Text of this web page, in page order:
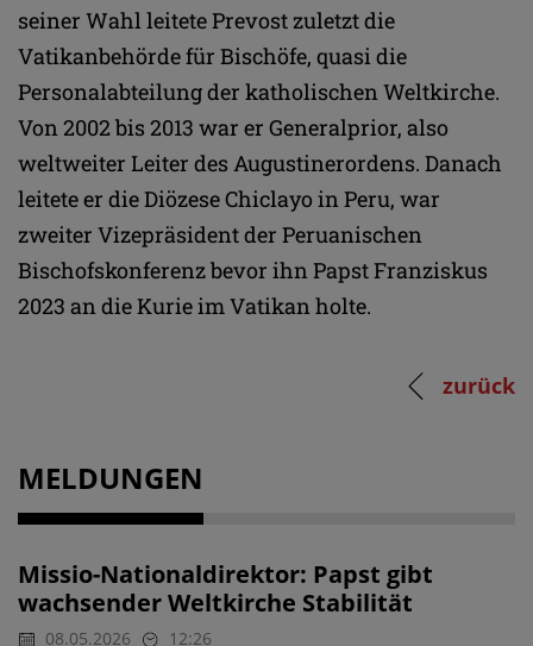
seiner Wahl leitete Prevost zuletzt die
Vatikanbehörde für Bischöfe, quasi die
Personalabteilung der katholischen Weltkirche.
Von 2002 bis 2013 war er Generalprior, also
weltweiter Leiter des Augustinerordens. Danach
leitete er die Diözese Chiclayo in Peru, war
zweiter Vizepräsident der Peruanischen
Bischofskonferenz bevor ihn Papst Franziskus
2023 an die Kurie im Vatikan holte.
zurück
MELDUNGEN
Missio-Nationaldirektor: Papst gibt
wachsender Weltkirche Stabilität
08.05.2026 12:26